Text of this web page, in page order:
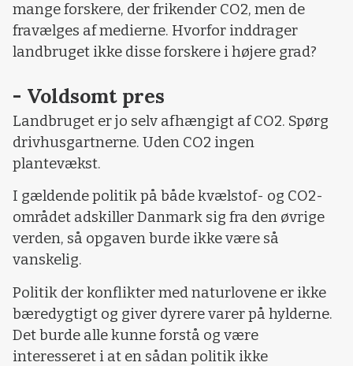
mange forskere, der frikender CO2, men de
fravælges af medierne. Hvorfor inddrager
landbruget ikke disse forskere i højere grad?
- Voldsomt pres
Landbruget er jo selv afhængigt af CO2. Spørg
drivhusgartnerne. Uden CO2 ingen
plantevækst.
I gældende politik på både kvælstof- og CO2-
området adskiller Danmark sig fra den øvrige
verden, så opgaven burde ikke være så
vanskelig.
Politik der konflikter med naturlovene er ikke
bæredygtigt og giver dyrere varer på hylderne.
Det burde alle kunne forstå og være
interesseret i at en sådan politik ikke